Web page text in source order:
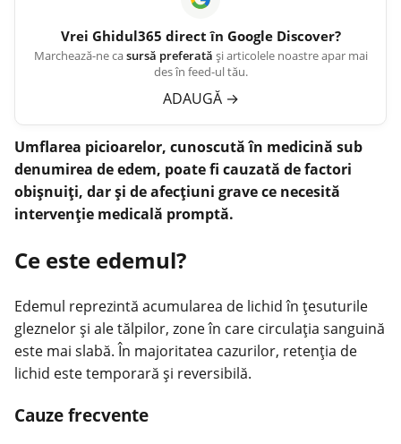
Vrei Ghidul365 direct în Google Discover?
Marchează-ne casursă preferată și articolele noastre apar mai
des în feed-ul tău.
ADAUGĂ →
Umflarea picioarelor, cunoscută în medicină sub
denumirea de edem, poate fi cauzată de factori
obișnuiţi, dar și de afecţiuni grave ce necesită
intervenție medicală promptă.
Ce este edemul?
Edemul reprezintă acumularea de lichid în țesuturile
gleznelor și ale tălpilor, zone în care circulația sanguină
este mai slabă. În majoritatea cazurilor, retenția de
lichid este temporară și reversibilă.
Cauze frecvente